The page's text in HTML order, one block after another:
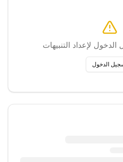
لإعداد التنبيهات
الدخول